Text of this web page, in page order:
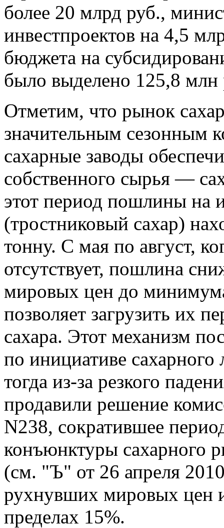
более 20 млрд руб.,
инвестпроектов на 4,5
бюджета на
было выделено 125,8 млн
Отметим, что рынок
значительным сезонным
сахарные заводы
собственного сырья —
этот период пошлины на
(тростниковый сахар)
тонну. С мая по август,
отсутствует, пошлина
мировых цен до
позволяет загрузить их
сахара. Этот механизм
по инициативе
тогда из-за резкого
продавили решение
N238, сократившее
конъюнктуры сахарного
(см. "Ъ" от 26 апреля
рухнувших мировых цен
пределах 15%.